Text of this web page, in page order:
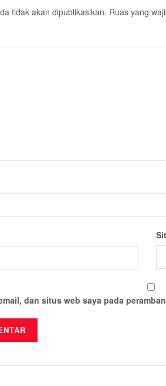
tidak akan dipublikasikan. Ruas yang
dan situs web saya pada